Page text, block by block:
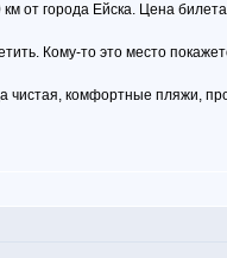
от города Ейска. Цена
Кому-то это место
комфортные пляжи,